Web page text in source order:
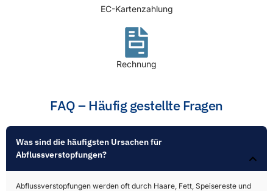
EC-Kartenzahlung
Rechnung
FAQ – Häufig gestellte Fragen
Was sind die häufigsten Ursachen für
Abflussverstopfungen?​
Abflussverstopfungen werden oft durch Haare, Fett, Speisereste und